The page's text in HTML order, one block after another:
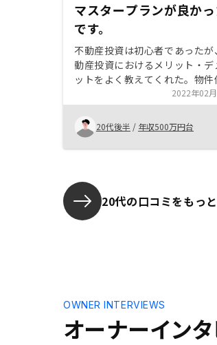
マスタープランが良か
です。
不動産投資は初心者であったが
動産投資におけるメリット・デ
ットをよく教えてくれた。物件
に対してもAIでの判定をもとに
していると根拠も提示してくれ
得感は得られた。今後不動産投
挑戦する方はまずリノシーのサ
スを聞いて欲しい。
2022年02
20代後半 / 年収500万円台
20代の口コミをもっ
オーナーイン
OWNER INTERVIEWS